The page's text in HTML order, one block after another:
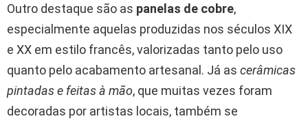
Outro destaque são as panelas de cobre,
especialmente aquelas produzidas nos séculos XIX
e XX em estilo francês, valorizadas tanto pelo uso
quanto pelo acabamento artesanal. Já as cerâmicas
pintadas e feitas à mão, que muitas vezes foram
decoradas por artistas locais, também se